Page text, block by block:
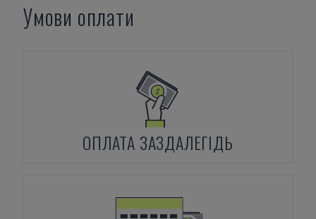
Умови оплати
ОПЛАТА ЗАЗДАЛЕГІДЬ